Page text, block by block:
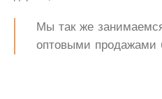
Мы так же
оптовыми продажами